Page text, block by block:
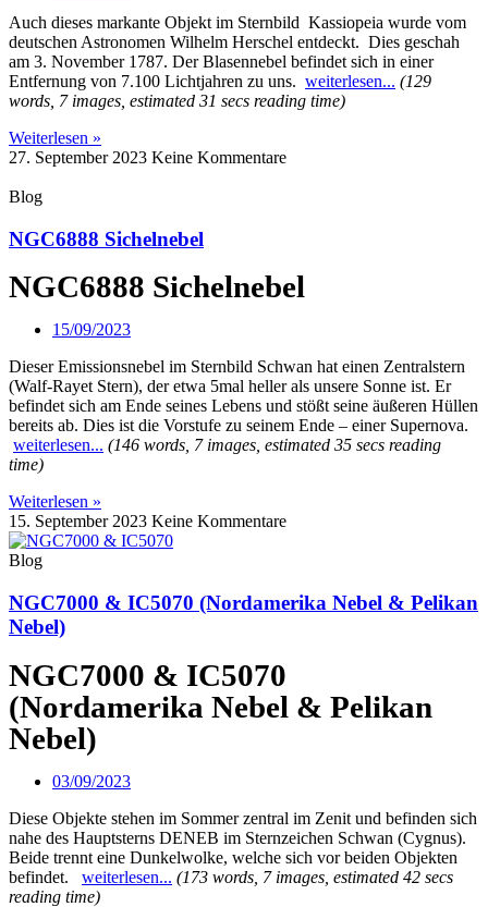
Auch dieses markante Objekt im Sternbild Kassiopeia wurde vom
deutschen Astronomen Wilhelm Herschel entdeckt. Dies geschah
am 3. November 1787. Der Blasennebel befindet sich in einer
Entfernung von 7.100 Lichtjahren zu uns. weiterlesen... (129
words, 7 images, estimated 31 secs reading time)
Weiterlesen »
27. September 2023 Keine Kommentare
Blog
NGC6888 Sichelnebel
NGC6888 Sichelnebel
15/09/2023
Dieser Emissionsnebel im Sternbild Schwan hat einen Zentralstern
(Walf-Rayet Stern), der etwa 5mal heller als unsere Sonne ist. Er
befindet sich am Ende seines Lebens und stößt seine äußeren Hüllen
bereits ab. Dies ist die Vorstufe zu seinem Ende – einer Supernova.
weiterlesen... (146 words, 7 images, estimated 35 secs reading
time)
Weiterlesen »
15. September 2023 Keine Kommentare
Blog
NGC7000 & IC5070 (Nordamerika Nebel & Pelikan
Nebel)
NGC7000 & IC5070
(Nordamerika Nebel & Pelikan
Nebel)
03/09/2023
Diese Objekte stehen im Sommer zentral im Zenit und befinden sich
nahe des Hauptsterns DENEB im Sternzeichen Schwan (Cygnus).
Beide trennt eine Dunkelwolke, welche sich vor beiden Objekten
befindet.
weiterlesen... (173 words, 7 images, estimated 42 secs
reading time)